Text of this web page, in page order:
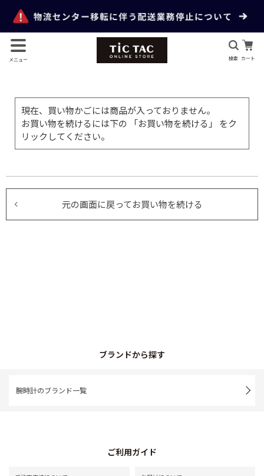
メニュー 検索 カート
現在、買い物かごには商品が入っておりません。
お買い物を続けるには下の 「お買い物を続ける」 をク
リックしてください。
元の画面に戻ってお買い物を続ける
ブランドから探す
腕時計のブランド一覧
ご利用ガイド